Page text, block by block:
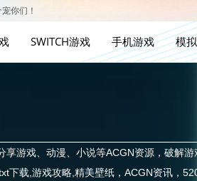
你们！
SWITCH游戏 手机游戏 模
享游戏、动漫、小说等ACGN资源，破解
下载,游戏攻略,精美壁纸，ACGN资讯，